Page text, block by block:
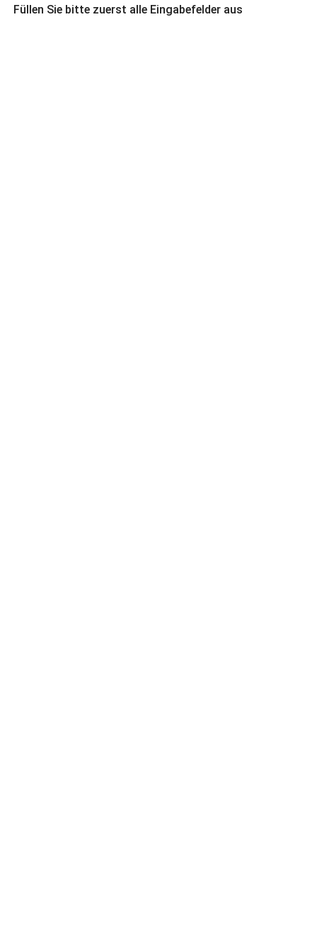
Füllen Sie bitte zuerst alle Eingabefelder aus